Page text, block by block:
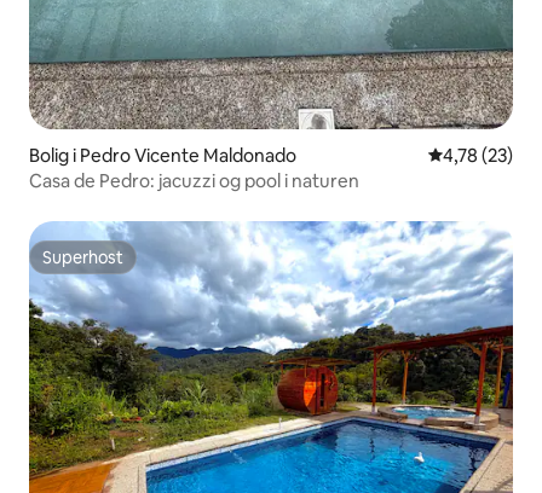
Bolig i Pedro Vicente Maldonado 4,78 ud af 5
4,78 (23)
Casa de Pedro: jacuzzi og pool i naturen
Superhost
Superhost